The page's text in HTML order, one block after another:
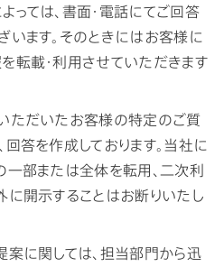
っては、書面・電話にてご回答
います。そのときにはお客様に
転載・利用させていただきます
ただいたお客様の特定のご質
答を作成しております。当社に
一部または全体を転用、二次利
に開示することはお断りいたし
案に関しては、担当部門から迅